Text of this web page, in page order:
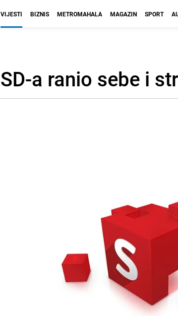
VIJESTI BIZNIS METROMAHALA MAGAZIN SPORT
a ranio sebe i